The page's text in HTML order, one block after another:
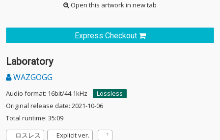
Open this artwork in new tab
Express Checkout
Laboratory
WAZGOGG
Audio format: 16bit/44.1kHz
Lossless
Original release date: 2021-10-06
Total runtime: 35:09
ロスレス
Explicit ver.